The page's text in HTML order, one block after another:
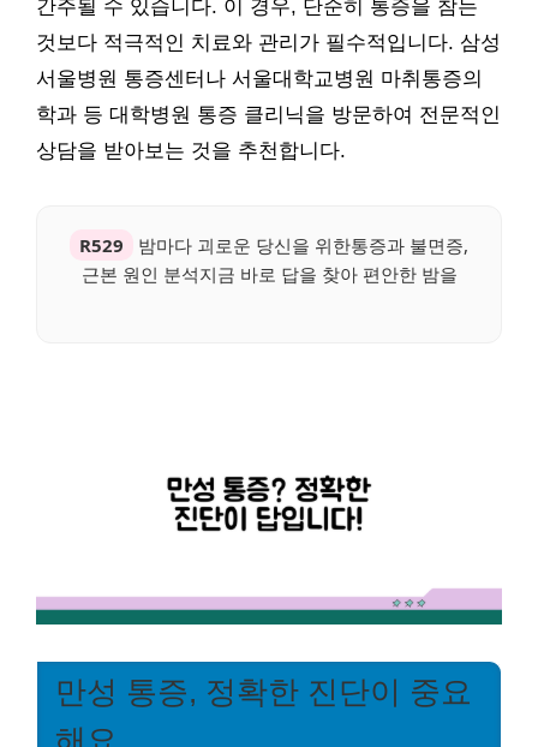
간주될 수 있습니다. 이 경우, 단순히 통증을 참는
것보다 적극적인 치료와 관리가 필수적입니다. 삼성
서울병원 통증센터나 서울대학교병원 마취통증의
학과 등 대학병원 통증 클리닉을 방문하여 전문적인
상담을 받아보는 것을 추천합니다.
R529
밤마다 괴로운 당신을 위한통증과 불면증,
근본 원인 분석지금 바로 답을 찾아 편안한 밤을
만성 통증, 정확한 진단이 중요
해요